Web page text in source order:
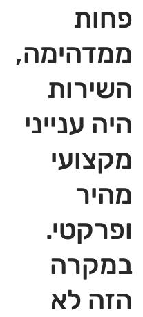
פחות
ממדהימה,
השירות
היה ענייני
מקצועי
מהיר
ופרקטי.
במקרה
הזה לא